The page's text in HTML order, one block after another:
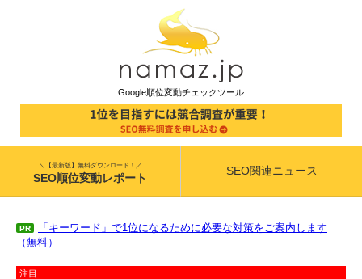
Google順位変動チェックツール
＼【最新版】無料ダウンロード！／
SEO順位変動レポート
SEO関連ニュース
PR
「キーワード」で1位になるために必要な対策をご案内します
（無料）
注目